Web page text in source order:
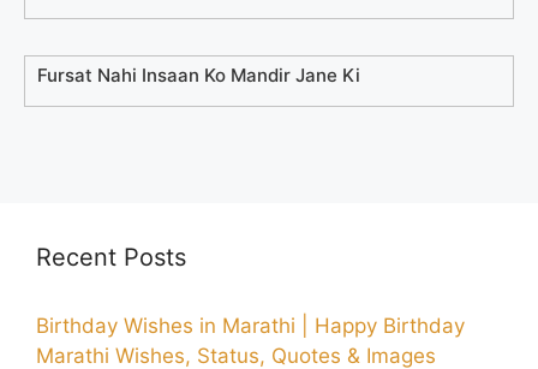
Fursat Nahi Insaan Ko Mandir Jane Ki
Recent Posts
Birthday Wishes in Marathi | Happy Birthday
Marathi Wishes, Status, Quotes & Images